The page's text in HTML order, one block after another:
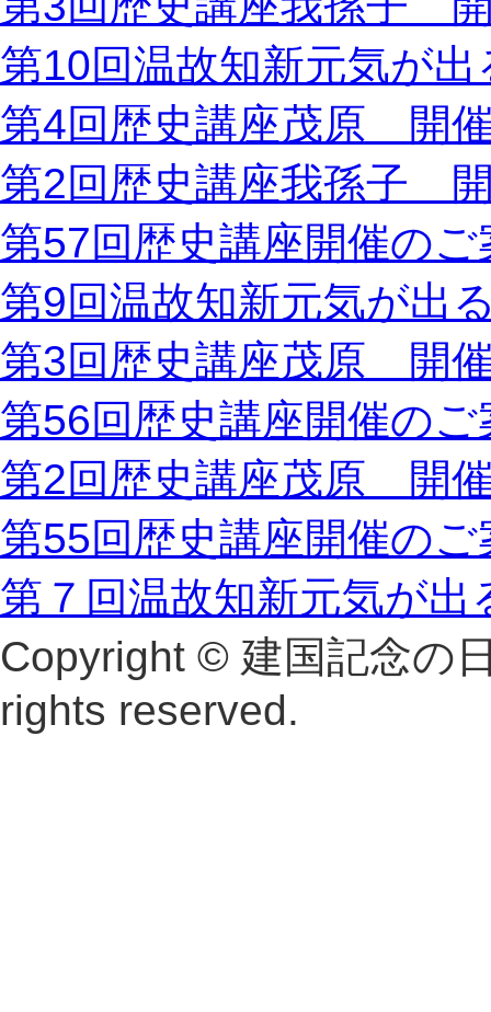
第10回温故知新元気が
第4回歴史講座茂原 開
第2回歴史講座我孫子
第57回歴史講座開催のご
第9回温故知新元気が出
第3回歴史講座茂原 開
第56回歴史講座開催のご
第2回歴史講座茂原 開
第55回歴史講座開催のご
第７回温故知新元気が出
Copyright © 建国記念の
rights reserved.